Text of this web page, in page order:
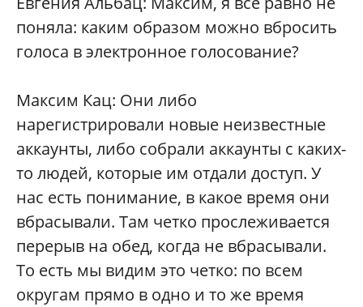
поняла: каким образом можно вбросить
голоса в электронное голосование?
Максим Кац: Они либо
нарегистрировали новые неизвестные
аккаунты, либо собрали аккаунты с каких-
то людей, которые им отдали доступ. У
нас есть понимание, в какое время они
вбрасывали. Там четко прослеживается
перерыв на обед, когда не вбрасывали.
То есть мы видим это четко: по всем
округам прямо в одно и то же время